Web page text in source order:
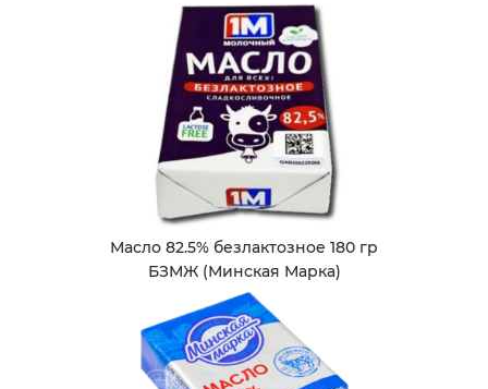
Масло 82.5% безлактозное 180 гр
БЗМЖ (Минская Марка)